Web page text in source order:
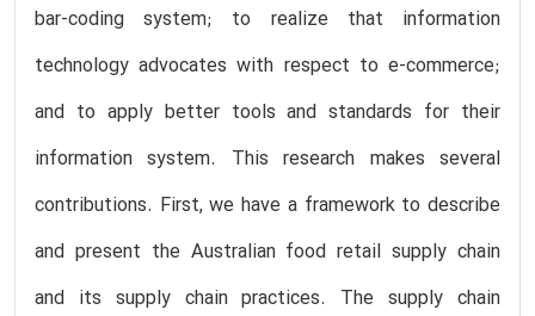
bar-coding system; to realize that information
technology advocates with respect to e-commerce;
and to apply better tools and standards for their
information system. This research makes several
contributions. First, we have a framework to describe
and present the Australian food retail supply chain
and its supply chain practices. The supply chain